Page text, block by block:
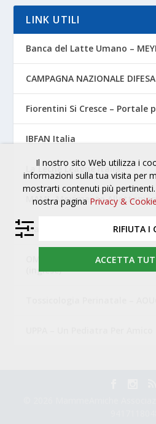
LINK UTILI
Banca del Latte Umano –
CAMPAGNA NAZIONALE
Fiorentini Si Cresce – Portale
IBFAN Italia
La Leche League Italia
MAMI- Movimento
Mamme Amiche di Campi
OMS – Organizzazione
(inglese)
Il nostro sito Web utilizza i
informazioni sulla tua visita per
mostrarti contenuti più
nostra pagina Privacy &
RIFIUTA I
ACCETTA